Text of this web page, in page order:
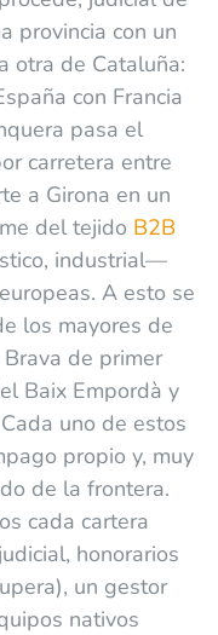
provincia con un
otra de Cataluña:
con Francia
pasa el
carretera entre
a Girona en un
del tejido B2B
industrial—
A esto se
los mayores de
de primer
Baix Empordà y
uno de estos
propio y, muy
de la frontera.
cada cartera
honorarios
un gestor
nativos